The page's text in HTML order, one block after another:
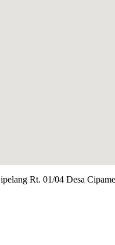
Rt. 01/04 Desa